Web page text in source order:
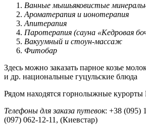
Ванные мышьяковистые
Ароматерапия и ионотерапия
Апитерапия
Паротерапия (сауна «Кедровая
Вакуумный и стоун-массаж
Фитобар
Здесь можно заказать парное козье
и др. национальные гуцульские блюда
Рядом находятся горнолыжные курорты
Телефоны для заказа путевок: +38 (095)
(097) 062-12-11, (Киевстар)